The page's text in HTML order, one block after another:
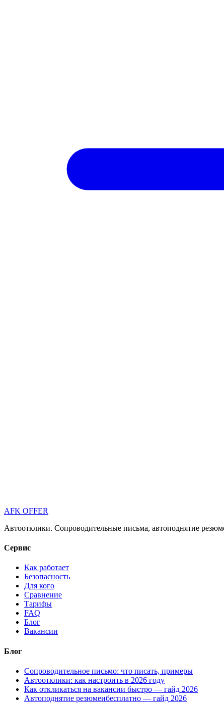
AFK OFFER
Автоотклики. Сопроводительные письма, автоподнятие
Сервис
Как работает
Безопасность
Для кого
Сравнение
Тарифы
FAQ
Блог
Вакансии
Блог
Сопроводительное письмо: что писать, примеры
Автоотклики: как настроить в 2026 году
Как откликаться на вакансии быстро — гайд 2026
Автоподнятие резюмеибесплатно — гайд 2026